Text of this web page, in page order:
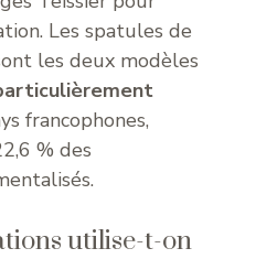
Les spatules de
les deux modèles
francophones,
% des
utilise-t-on